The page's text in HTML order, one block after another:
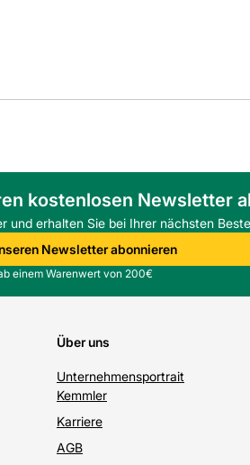
kostenlosen Newsletter
und erhalten Sie bei Ihrer nächsten
Newsletter abonnieren
einem Warenwert von 200€
Über uns
Unternehmensportrait
Kemmler
Karriere
AGB